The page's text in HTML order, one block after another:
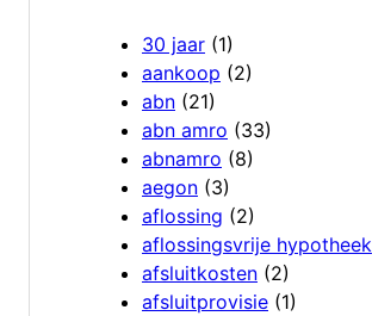
30 jaar (1)
aankoop (2)
abn (21)
abn amro (33)
abnamro (8)
aegon (3)
aflossing (2)
aflossingsvrije hypotheek
afsluitkosten (2)
afsluitprovisie (1)